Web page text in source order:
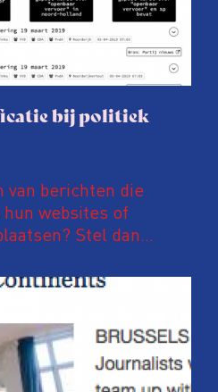
bij politiek
van berichten die
websites of
Stel dan
nieuwsberichten van
regionale en lokale
Ben je
in
of